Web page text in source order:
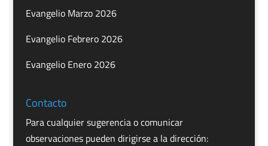
Evangelio Marzo 2026
Evangelio Febrero 2026
Evangelio Enero 2026
Contacto
Para cualquier sugerencia o comunicar
observaciones pueden dirigirse a la dirección: